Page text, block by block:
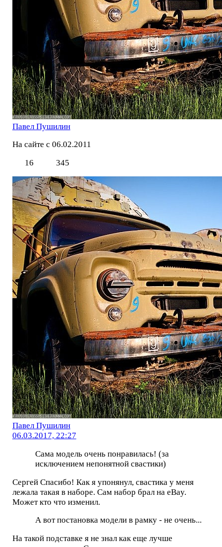
Павел Пушилин
На сайте с 06.02.2011
16
345
Павел Пушилин
06.03.2017, 22:27
Сама модель очень понравилась! (за
исключением непонятной свастики)
Сергей Спасибо! Как я упонянул, свастика у меня
лежала такая в наборе. Сам набор брал на eBay.
Может кто что изменил.
А вот постановка модели в рамку - не очень...
На такой подставке я не знал как еще лучше